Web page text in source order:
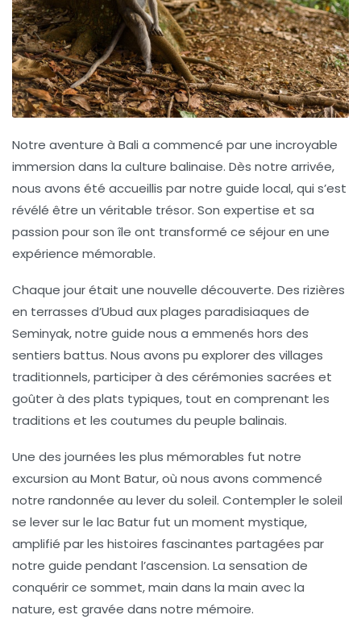
Notre aventure à Bali a commencé par une incroyable
immersion dans la culture balinaise. Dès notre arrivée,
nous avons été accueillis par notre guide local, qui s’est
révélé être un véritable trésor. Son expertise et sa
passion pour son île ont transformé ce séjour en une
expérience mémorable.
Chaque jour était une nouvelle découverte. Des rizières
en terrasses d’Ubud aux plages paradisiaques de
Seminyak, notre guide nous a emmenés hors des
sentiers battus. Nous avons pu explorer des villages
traditionnels, participer à des cérémonies sacrées et
goûter à des plats typiques, tout en comprenant les
traditions et les coutumes du peuple balinais.
Une des journées les plus mémorables fut notre
excursion au Mont Batur, où nous avons commencé
notre randonnée au lever du soleil. Contempler le soleil
se lever sur le lac Batur fut un moment mystique,
amplifié par les histoires fascinantes partagées par
notre guide pendant l’ascension. La sensation de
conquérir ce sommet, main dans la main avec la
nature, est gravée dans notre mémoire.